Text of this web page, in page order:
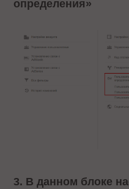
определения»
3. В данном блоке